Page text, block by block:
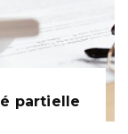
partielle